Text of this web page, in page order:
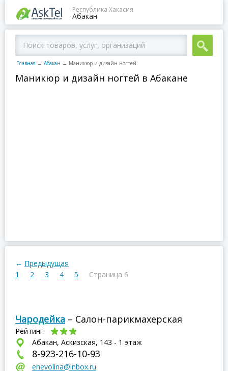
Республика Хакасия
Абакан
Главная → Абакан → Маникюр и дизайн ногтей
Маникюр и дизайн ногтей в Абакане
← Предыдущая
1
2 3 4 5 Страница 6
Чародейка – Салон-парикмахерская
Рейтинг:
Абакан, Аскизская, 143 - 1 этаж
8-923-216-10-93
enevolina@inbox.ru